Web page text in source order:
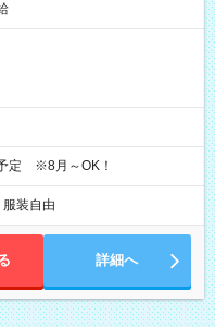
定 ※8月～OK！
服装自由
詳細へ